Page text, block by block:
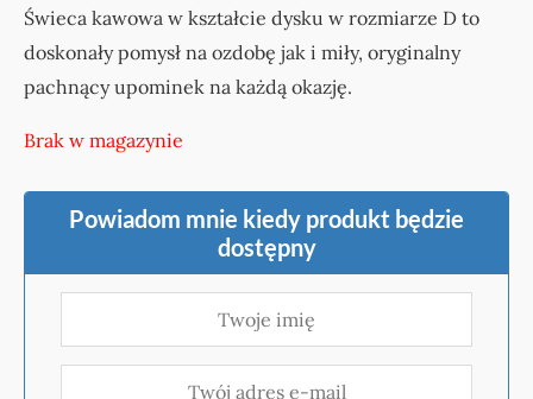
Świeca kawowa w kształcie dysku w rozmiarze D to
doskonały pomysł na ozdobę jak i miły, oryginalny
pachnący upominek na każdą okazję.
Brak w magazynie
Powiadom mnie kiedy produkt będzie
dostępny